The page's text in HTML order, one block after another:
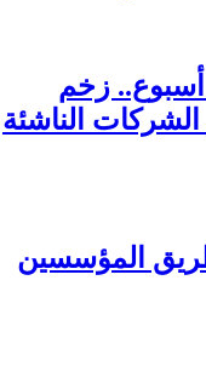
أسبوع.. زخم
الناشئة
المؤسسين